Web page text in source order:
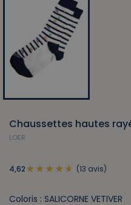
Chaussettes hautes
LOER
4,62 (13 avis)
Coloris : SALICORNE VETIVER